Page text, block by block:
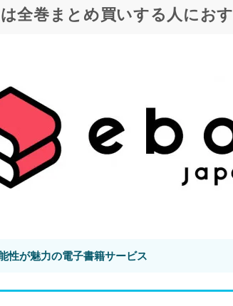
全巻まとめ買いする人におす
性が魅力の電子書籍サービス